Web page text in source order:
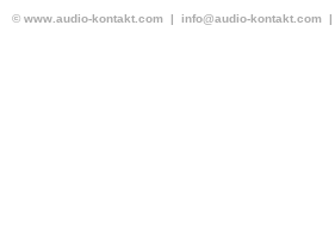
© www.audio-kontakt.com | info@audio-kontakt.com |